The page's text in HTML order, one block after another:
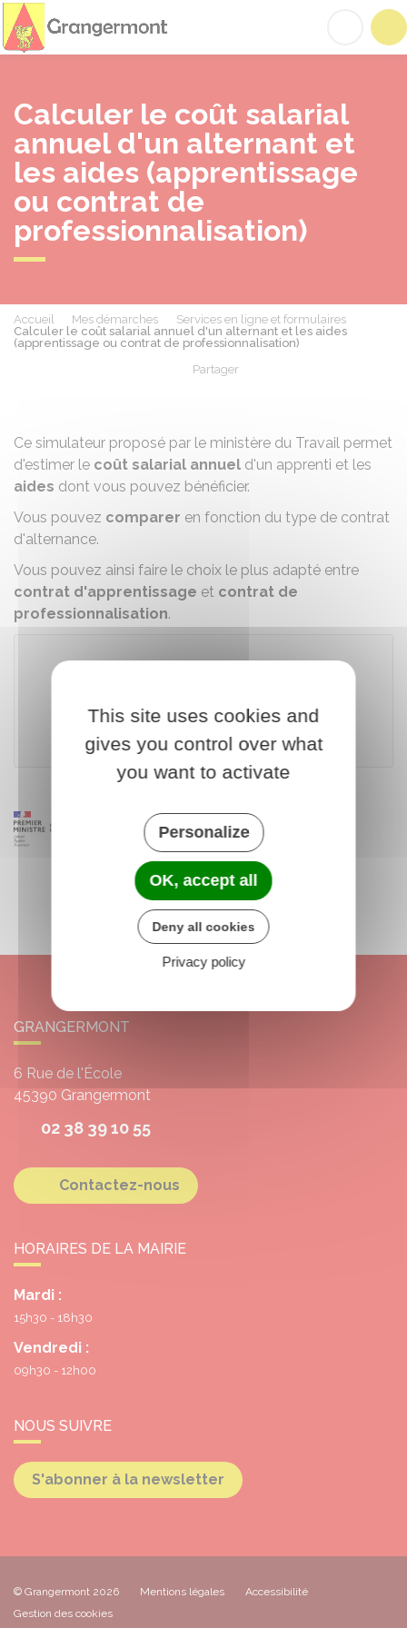
Calculer le coût salarial
annuel d'un alternant et
les aides (apprentissage
ou contrat de
professionnalisation)
Accueil Mes démarches
Services en ligne et formulaires
Calculer le coût salarial annuel d'un alternant et les aides
(apprentissage ou contrat de professionnalisation)
Partager
Ce simulateur proposé par le ministère du Travail permet
d'estimer le coût salarial annuel d'un apprenti et les
aides dont vous pouvez bénéficier.
Vous pouvez comparer en fonction du type de contrat
d'alternance.
Vous pouvez ainsi faire le choix le plus adapté entre
contrat d'apprentissage et contrat de
professionnalisation.
Ministère chargé du travail
GRANGERMONT
6 Rue de l'École
45390 Grangermont
02 38 39 10 55
Contactez-nous
HORAIRES DE LA MAIRIE
Mardi :
15h30 - 18h30
Vendredi :
09h30 - 12h00
NOUS SUIVRE
S'abonner à la newsletter
© Grangermont 2026 Mentions légales
Accessibilité
Gestion des cookies
This site uses cookies and
gives you control over what
you want to activate
Personalize
OK, accept all
Deny all cookies
Privacy policy